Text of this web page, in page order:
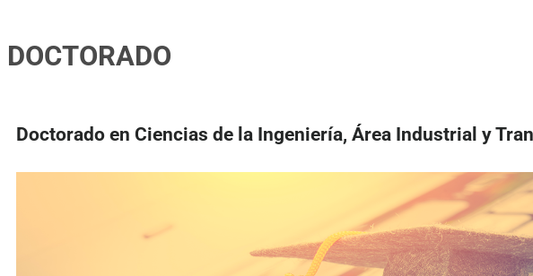
DOCTORADO
Doctorado en Ciencias de la Ingeniería, Área Industrial y